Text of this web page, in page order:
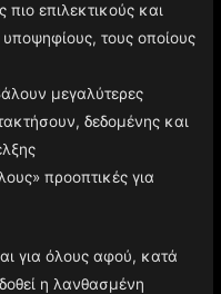
πιο επιλεκτικούς και
τους οποίους
μεγαλύτερες
δεδομένης και
προοπτικές για
για όλους αφού, κατά
η λανθασμένη